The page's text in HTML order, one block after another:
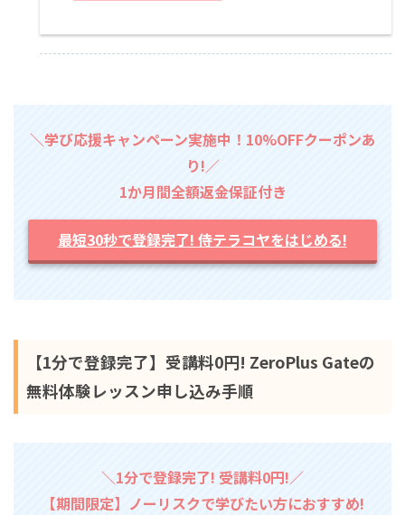
＼学び応援キャンペーン実施中！10%OFFクーポンあ
り!／
1か月間全額返金保証付き
最短30秒で登録完了! 侍テラコヤをはじめる!
【1分で登録完了】受講料0円! ZeroPlus Gateの
無料体験レッスン申し込み手順
＼1分で登録完了! 受講料0円!／
【期間限定】ノーリスクで学びたい方におすすめ!